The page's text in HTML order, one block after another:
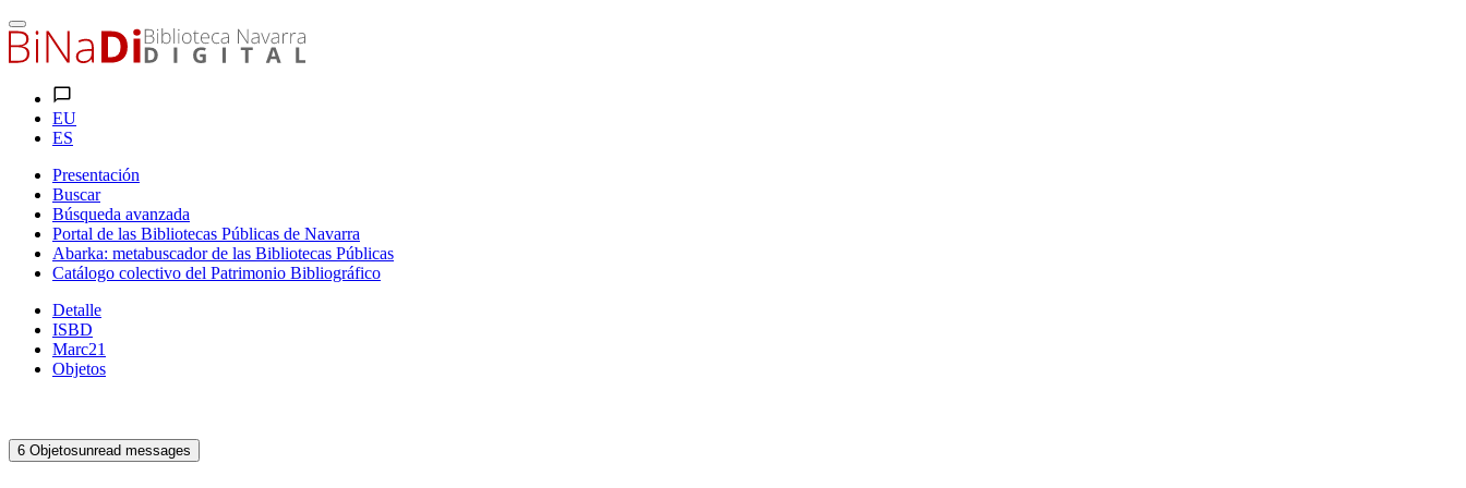
EU
ES
Presentación
Buscar
Búsqueda avanzada
Portal de las Bibliotecas Públicas de Navarra
Abarka: metabuscador de las Bibliotecas Públicas
Catálogo colectivo del Patrimonio Bibliográfico
Detalle
ISBD
Marc21
Objetos
6 Objetosunread messages